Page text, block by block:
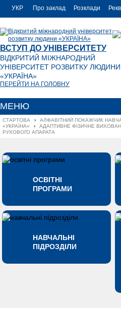
УКР
ENG
Про заклад Розклади
ВСТУП ДО УНІВЕРСИТЕТУ
ВІДКРИТИЙ МІЖНАРОДНИЙ
УНІВЕРСИТЕТ РОЗВИТКУ ЛЮДИНИ
«УКРАЇНА»
ПЕРЕЙТИ НА ГОЛОВНУ
МЕНЮ
СТАРТОВА ›
АЛФАВІТНИЙ ПОКАЖЧИК
«УКРАЇНА»
›
АДАПТИВНЕ ФІЗИЧНЕ
РУХОВОГО АПАРАТА
ОСВІТНІ
ПРОГРАМИ
НАВЧАЛЬНІ
ПІДРОЗДІЛИ